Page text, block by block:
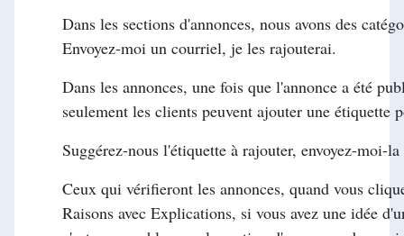
Dans les sections d'annonces, nous avons des
Envoyez-moi un courriel, je les rajouterai.
Dans les annonces, une fois que l'annonce a été
seulement les clients peuvent ajouter une étiquette
Suggérez-nous l'étiquette à rajouter, envoyez-moi-
Ceux qui vérifieront les annonces, quand vous
Raisons avec Explications, si vous avez une idée